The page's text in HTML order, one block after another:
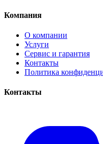
Компания
О компании
Услуги
Сервис и гарантия
Контакты
Политика
Контакты